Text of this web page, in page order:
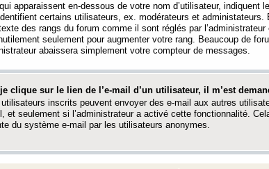
apparaissent en-dessous de votre nom d’utilisateur, indiquent
certains utilisateurs, ex. modérateurs et
des rangs du forum comme il sont réglés par
seulement pour augmenter votre rang. Beaucoup de
abaissera simplement votre compteur de messages.
clique sur le lien de l’e-mail d’un utilisateur, il m’est
inscrits peuvent envoyer des e-mail aux autres
et seulement si l’administrateur a activé cette fonctionnalité.
du système e-mail par les utilisateurs anonymes.